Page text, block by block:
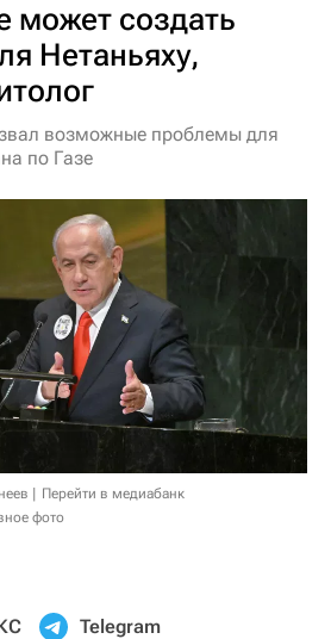
может создать
Нетаньяху,
возможные проблемы для
по Газе
Перейти в медиабанк
фото
Telegram